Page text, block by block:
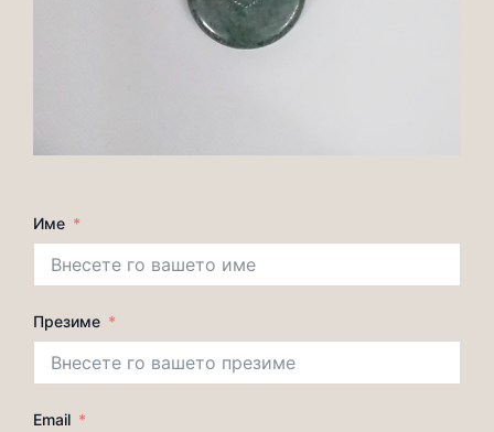
Име
Презиме
Email